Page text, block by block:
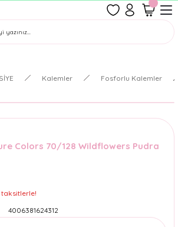
Siparişler Aynı Gün Kargoda!
Kalemler Fosforlu Kalemler
Colors 70/128 Wildflowers Pudra
taksitlerle!
4006381624312